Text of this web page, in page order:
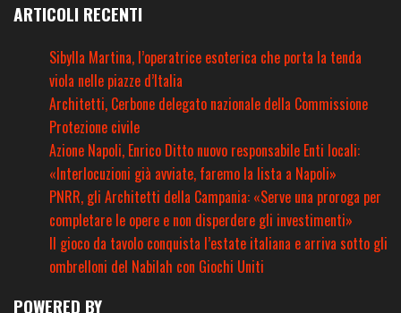
ARTICOLI RECENTI
Sibylla Martina, l’operatrice esoterica che porta la tenda
viola nelle piazze d’Italia
Architetti, Cerbone delegato nazionale della Commissione
Protezione civile
Azione Napoli, Enrico Ditto nuovo responsabile Enti locali:
«Interlocuzioni già avviate, faremo la lista a Napoli»
PNRR, gli Architetti della Campania: «Serve una proroga per
completare le opere e non disperdere gli investimenti»
Il gioco da tavolo conquista l’estate italiana e arriva sotto gli
ombrelloni del Nabilah con Giochi Uniti
POWERED BY